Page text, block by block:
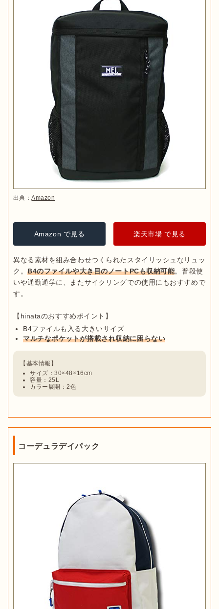
出典：Amazon
Amazon で見る 楽天市場 で見る
異なる素材を組み合わせつくられたスタイリッシュなリュッ
ク。B4のファイルや大き目のノートPCも収納可能。普段使
いや通勤通学に、またサイクリングでの使用にもおすすめで
す。
B4ファイルも入る大きいサイズ
マルチなポケットが搭載され収納に困らない
サイズ：30×48×16cm
容量：25L
カラー展開：2色
コーデュラデイパック